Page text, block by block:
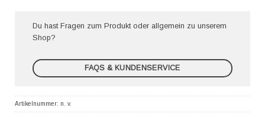
Du hast Fragen zum Produkt oder allgemein zu unserem
Shop?
FAQS & KUNDENSERVICE
Artikelnummer: n. v.